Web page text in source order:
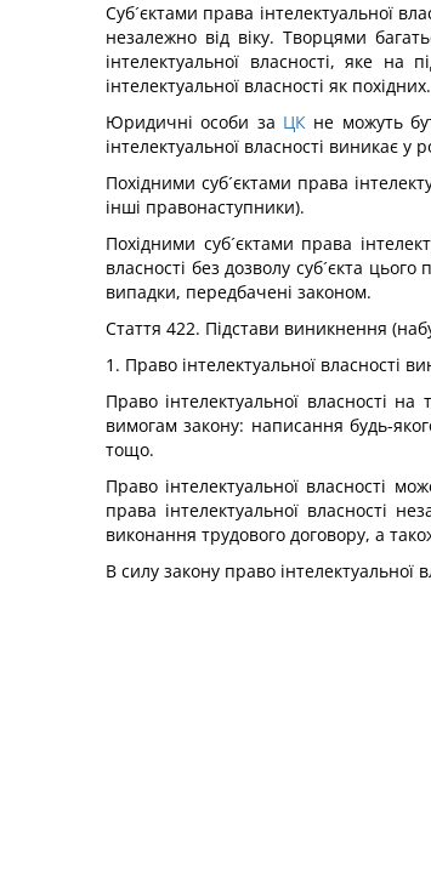
Суб´єктами права інтелектуальної
незалежно від віку. Творцями
інтелектуальної власності, яке
інтелектуальної власності як похідних.
Юридичні особи за ЦК не можуть
інтелектуальної власності виникає у
Похідними суб´єктами права
інші правонаступники).
Похідними суб´єктами права
власності без дозволу суб´єкта
випадки, передбачені законом.
Стаття 422. Підстави виникнення
1. Право інтелектуальної власності
Право інтелектуальної власності
вимогам закону: написання будь-
тощо.
Право інтелектуальної власності
права інтелектуальної власності
виконання трудового договору, а
В силу закону право інтелектуальної